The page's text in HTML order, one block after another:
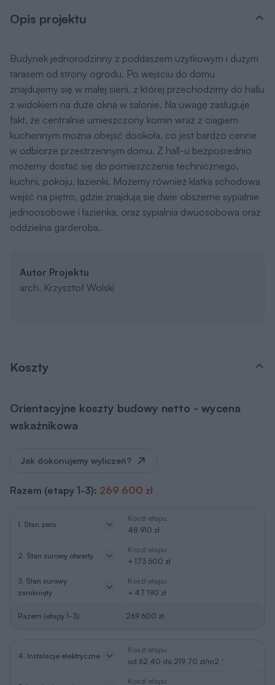
Opis projektu
Budynek jednorodzinny z poddaszem użytkowym i dużym
tarasem od strony ogrodu. Po wejściu do domu
znajdujemy się w małej sieni, z której przechodzimy do hallu
z widokiem na duże okna w salonie. Na uwagę zasługuje
fakt, że centralnie umieszczony komin wraz z ciągiem
kuchennym można obejść dookoła, co jest bardzo cenne
w odbiorze przestrzennym domu. Z hall-u bezpośrednio
możemy dostać się do pomieszczenia technicznego,
kuchni, pokoju, łazienki. Możemy również klatką schodową
wejść na piętro, gdzie znajdują się dwie obszerne sypialnie
jednoosobowe i łazienka, oraz sypialnia dwuosobowa oraz
oddzielna garderoba.
Autor Projektu
arch. Krzysztof Wolski
Koszty
Orientacyjne koszty budowy netto - wycena
wskaźnikowa
Jak dokonujemy wyliczeń?
Razem (etapy 1-3): 269 600 zł
1. Stan zero
Koszt etapu
48 910 zł
2. Stan surowy otwarty
Koszt etapu
+ 173 500 zł
3. Stan surowy
zamknięty
Koszt etapu
+ 47 190 zł
Razem (etapy 1-3): 269 600 zł
4. Instalacje elektryczne
Koszt etapu
od 62,40 do 219,70 zł/m2 *
Koszt etapu